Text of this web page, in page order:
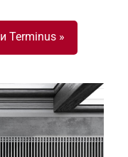
Terminus »